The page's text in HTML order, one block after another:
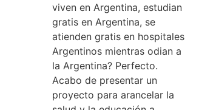
viven en Argentina, estudian
gratis en Argentina, se
atienden gratis en hospitales
Argentinos mientras odian a
la Argentina? Perfecto.
Acabo de presentar un
proyecto para arancelar la